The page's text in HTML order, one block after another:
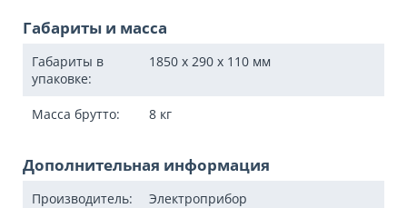
Габариты и масса
Габариты в
упаковке:
1850 x 290 x 110 мм
Масса брутто: 8 кг
Дополнительная информация
Производитель: Электроприбор